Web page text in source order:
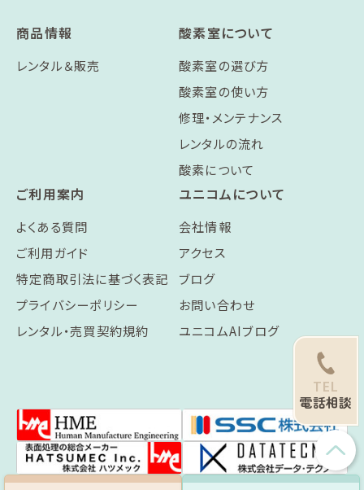
TEL
電話相談
商品情報
レンタル＆販売
酸素室について
酸素室の選び方
酸素室の使い方
修理・メンテナンス
レンタルの流れ
酸素について
ご利用案内
よくある質問
ご利用ガイド
特定商取引法に基づく表記
プライバシーポリシー
レンタル・売買契約規約
ユニコムについて
会社情報
アクセス
ブログ
お問い合わせ
ユニコムAIブログ